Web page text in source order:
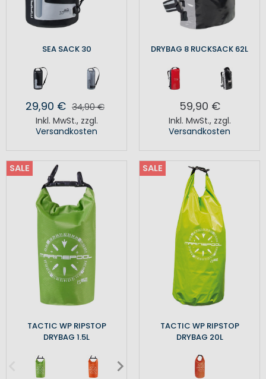
SEA SACK 30
29,90 € 34,90 €
Inkl. MwSt., zzgl.
Versandkosten
DRYBAG 8 RUCKSACK 62L
59,90 €
Inkl. MwSt., zzgl.
Versandkosten
SALE
TACTIC WP RIPSTOP
DRYBAG 1.5L
SALE
TACTIC WP RIPSTOP
DRYBAG 20L